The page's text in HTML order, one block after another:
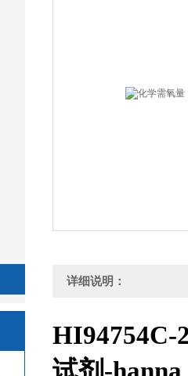
详细说明：
HI94754C-